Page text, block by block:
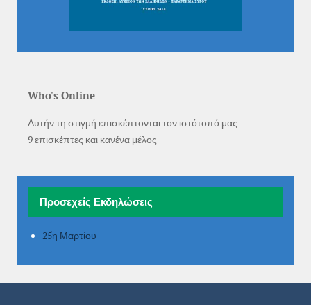
Who's Online
Αυτήν τη στιγμή επισκέπτονται τον ιστότοπό μας
9 επισκέπτες και κανένα μέλος
Προσεχείς Εκδηλώσεις
25η Μαρτίου